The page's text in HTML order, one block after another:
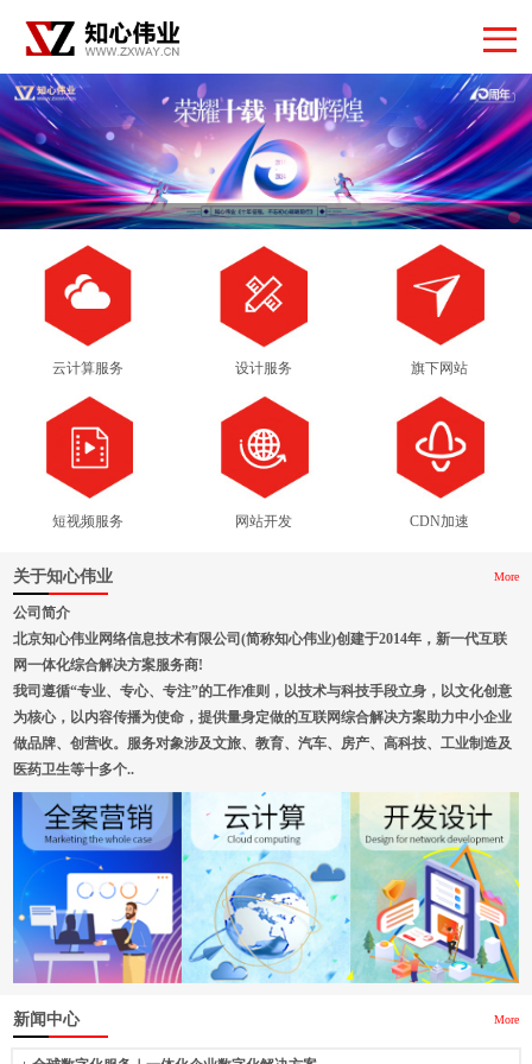
云计算服务 设计服务 旗下网站
短视频服务 网站开发 CDN加速
关于知心伟业 More
公司简介
北京知心伟业网络信息技术有限公司(简称知心伟业)创建于2014年，新一代互联
网一体化综合解决方案服务商!
我司遵循“专业、专心、专注”的工作准则，以技术与科技手段立身，以文化创意
为核心，以内容传播为使命，提供量身定做的互联网综合解决方案助力中小企业
做品牌、创营收。服务对象涉及文旅、教育、汽车、房产、高科技、工业制造及
医药卫生等十多个..
新闻中心 More